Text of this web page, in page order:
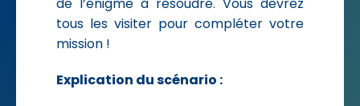
de l’énigme à résoudre. Vous devrez
tous les visiter pour compléter votre
mission !
Explication du scénario :